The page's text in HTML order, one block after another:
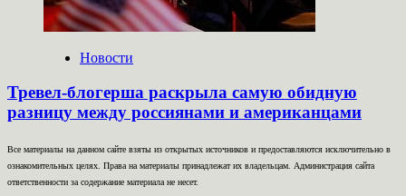
Новости
Тревел-блогерша раскрыла самую обидную
разницу между россиянами и американцами
Все материалы на данном сайте взяты из открытых источников и предоставляются исключительно в
ознакомительных целях. Права на материалы принадлежат их владельцам. Администрация сайта
ответственности за содержание материала не несет.